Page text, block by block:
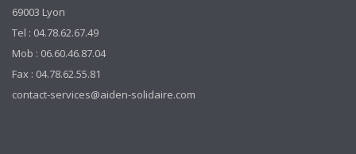
69003 Lyon
Tel : 04.78.62.67.49
Mob : 06.60.46.87.04
Fax : 04.78.62.55.81
contact-services@aiden-solidaire.com